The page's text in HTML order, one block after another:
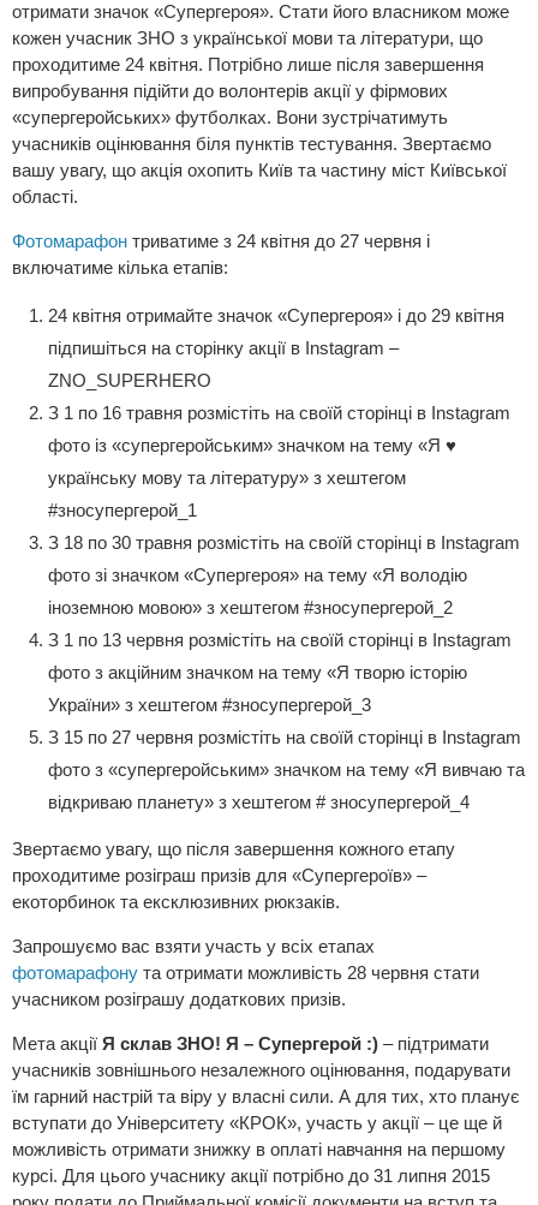
отримати значок «Супергероя». Стати його власником може
кожен учасник ЗНО з української мови та літератури, що
проходитиме 24 квітня. Потрібно лише після завершення
випробування підійти до волонтерів акції у фірмових
«супергеройських» футболках. Вони зустрічатимуть
учасників оцінювання біля пунктів тестування. Звертаємо
вашу увагу, що акція охопить Київ та частину міст Київської
області.
Фотомарафон триватиме з 24 квітня до 27 червня і
включатиме кілька етапів:
24 квітня отримайте значок «Супергероя» і до 29 квітня
підпишіться на сторінку акції в Instagram –
ZNO_SUPERHERO
З 1 по 16 травня розмістіть на своїй сторінці в Instagram
фото із «супергеройським» значком на тему «Я ♥
українську мову та літературу» з хештегом
#зносупергерой_1
З 18 по 30 травня розмістіть на своїй сторінці в Instagram
фото зі значком «Супергероя» на тему «Я володію
іноземною мовою» з хештегом #зносупергерой_2
З 1 по 13 червня розмістіть на своїй сторінці в Instagram
фото з акційним значком на тему «Я творю історію
України» з хештегом #зносупергерой_3
З 15 по 27 червня розмістіть на своїй сторінці в Instagram
фото з «супергеройським» значком на тему «Я вивчаю та
відкриваю планету» з хештегом # зносупергерой_4
Звертаємо увагу, що після завершення кожного етапу
проходитиме розіграш призів для «Супергероїв» –
екоторбинок та ексклюзивних рюкзаків.
Запрошуємо вас взяти участь у всіх етапах
фотомарафону та отримати можливість 28 червня стати
учасником розіграшу додаткових призів.
Мета акції Я склав ЗНО! Я – Супергерой :) – підтримати
учасників зовнішнього незалежного оцінювання, подарувати
їм гарний настрій та віру у власні сили. А для тих, хто планує
вступати до Університету «КРОК», участь у акції – це ще й
можливість отримати знижку в оплаті навчання на першому
курсі. Для цього учаснику акції потрібно до 31 липня 2015